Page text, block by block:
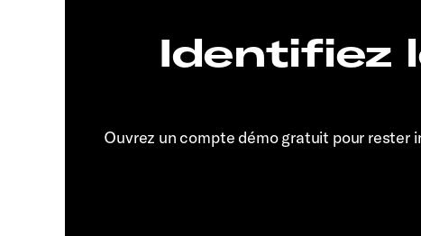
Identifiez
Ouvrez un compte démo gratuit pour rester